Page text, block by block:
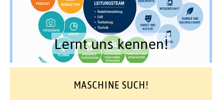
Lernt uns kennen!
MASCHINE SUCH!